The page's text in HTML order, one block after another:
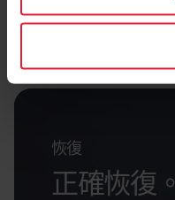
恢復
正確恢復。